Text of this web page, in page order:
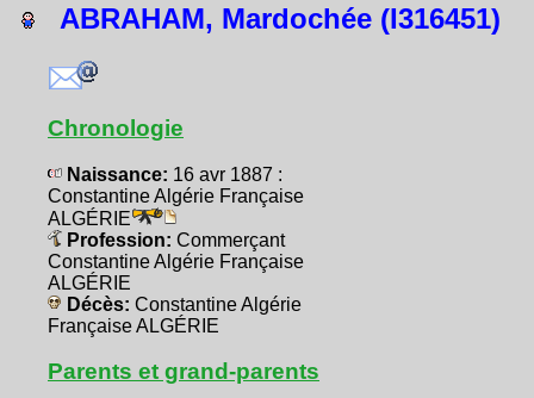
ABRAHAM, Mardochée (I316451)
Chronologie
Naissance: 16 avr 1887 :
Constantine Algérie Française
ALGÉRIE
Profession: Commerçant
Constantine Algérie Française
ALGÉRIE
Décès: Constantine Algérie
Française ALGÉRIE
Parents et grand-parents